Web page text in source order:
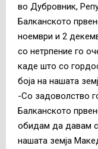
во Дубровник,
Балканското
ноември и 2
со нетрпение го
каде што со
боја на нашата
-Со задоволство
Балканското
обидам да давам
нашата земја